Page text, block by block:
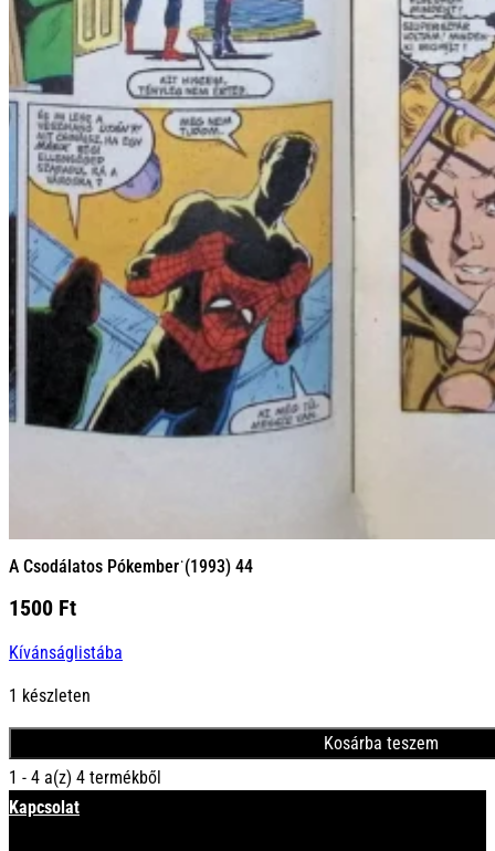
A Csodálatos Pókember˙(1993) 44
1500 Ft
Kívánságlistába
1 készleten
Kosárba teszem
1 - 4 a(z) 4 termékből
Kapcsolat